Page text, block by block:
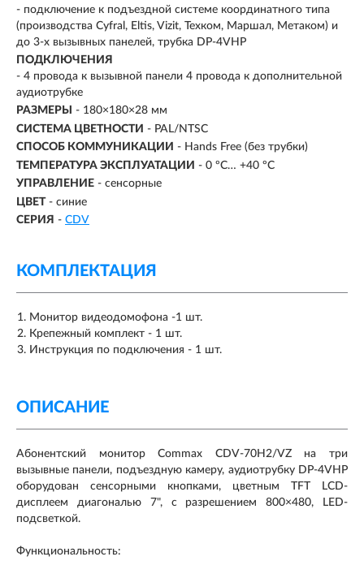
- подключение к подъездной системе координатного типа
(производства Cyfral, Eltis, Vizit, Техком, Маршал, Метаком) и
до 3-х вызывных панелей, трубка DP-4VHP
ПОДКЛЮЧЕНИЯ
- 4 провода к вызывной панели 4 провода к дополнительной
аудиотрубке
РАЗМЕРЫ
- 180×180×28 мм
СИСТЕМА ЦВЕТНОСТИ - PAL/NTSC
СПОСОБ КОММУНИКАЦИИ - Hands Free (без трубки)
ТЕМПЕРАТУРА ЭКСПЛУАТАЦИИ - 0 ºС… +40 ºС
УПРАВЛЕНИЕ - сенсорные
ЦВЕТ - синие
СЕРИЯ - СDV
КОМПЛЕКТАЦИЯ
Монитор видеодомофона -1 шт.
Крепежный комплект - 1 шт.
Инструкция по подключения - 1 шт.
ОПИСАНИЕ
Абонентский монитор Commax CDV-70H2/VZ на три
вызывные панели, подъездную камеру, аудиотрубку DP-4VHP
оборудован сенсорными кнопками, цветным TFT LCD-
дисплеем диагональю 7", с разрешением 800×480, LED-
подсветкой.
Функциональность: